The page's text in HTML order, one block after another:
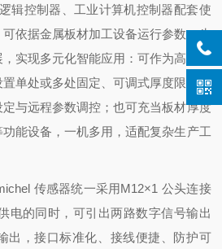
辑控制器、工业计算机控制器配套使
依据金属板材加工设备运行参数、生
实现多元化智能应用：可作为高精度
单处或多处固定、可调式厚度限值，
与远程参数调控；也可充当板材厚度
能设备，一机多用，适配复杂生产工
传感器统一采用M12×1 公头连接
电的同时，可引出两路数字信号输出
出，接口标准化、接线便捷、防护可